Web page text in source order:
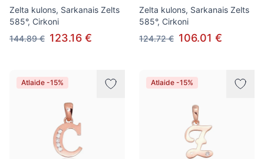
Zelta kulons, Sarkanais Zelts
585°, Cirkoni
144.89 € 123.16 €
Zelta kulons, Sarkanais Zelts
585°, Cirkoni
124.72 € 106.01 €
Atlaide -15% Atlaide -15%